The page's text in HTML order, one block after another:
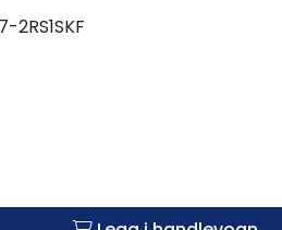
2RS1SKF